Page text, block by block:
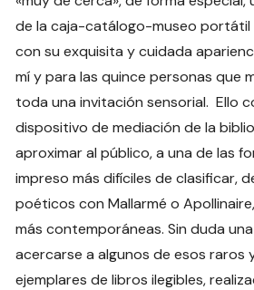
de la caja-catálogo-museo portátil
con su exquisita y cuidada
mí y para las quince personas que
toda una invitación sensorial. Ello
dispositivo de mediación de la
aproximar al público, a una de las
impreso más difíciles de clasificar,
poéticos con Mallarmé o
más contemporáneas. Sin duda
acercarse a algunos de esos raros
ejemplares de libros ilegibles,